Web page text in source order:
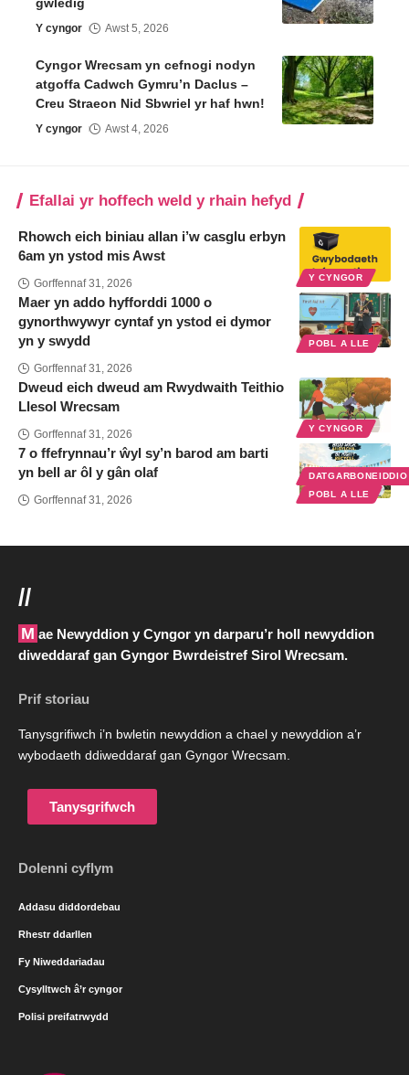
Y cyngor Awst 5, 2026
Cyngor Wrecsam yn cefnogi nodyn
atgoffa Cadwch Gymru’n Daclus –
Creu Straeon Nid Sbwriel yr haf hwn!
Y cyngor Awst 4, 2026
Efallai yr hoffech weld y rhain hefyd
Y CYNGOR
Rhowch eich biniau allan i’w casglu erbyn
6am yn ystod mis Awst
Gorffennaf 31, 2026
POBL A LLE
Maer yn addo hyfforddi 1000 o
gynorthwywyr cyntaf yn ystod ei dymor
yn y swydd
Gorffennaf 31, 2026
Y CYNGOR
Dweud eich dweud am Rwydwaith Teithio
Llesol Wrecsam
Gorffennaf 31, 2026
POBL A LLE
7 o ffefrynnau’r ŵyl sy’n barod am barti
yn bell ar ôl y gân olaf
Gorffennaf 31, 2026
//
Mae Newyddion y Cyngor yn darparu’r holl newyddion
diweddaraf gan Gyngor Bwrdeistref Sirol Wrecsam.
Prif storiau
Tanysgrifiwch i’n bwletin newyddion a chael y newyddion a’r
wybodaeth ddiweddaraf gan Gyngor Wrecsam.
Tanysgrifwch
Dolenni cyflym
Addasu diddordebau
Rhestr ddarllen
Fy Niweddariadau
Cysylltwch â’r cyngor
Polisi preifatrwydd